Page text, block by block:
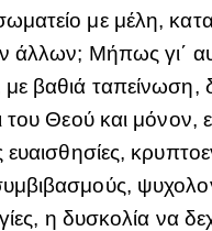
με μέλη,
άλλων; Μήπως γι΄
βαθιά
του Θεού και μόνον,
ευαισθησίες,
η δυσκολία να